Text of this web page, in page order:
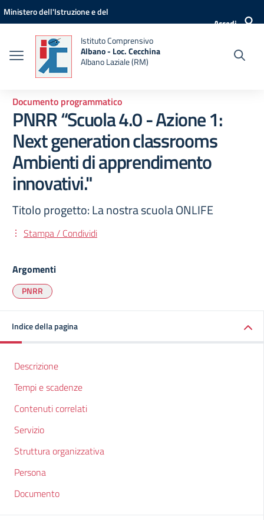
Vai ai contenuti
Vai al menu di navigazione
Vai al footer
Ministero dell'Istruzione e del
Accedi
Istituto Comprensivo
Albano - Loc. Cecchina
Albano Laziale (RM)
Documento programmatico
PNRR “Scuola 4.0 - Azione 1:
Next generation classrooms
Ambienti di apprendimento
innovativi."
Titolo progetto: La nostra scuola ONLIFE
Stampa / Condividi
Argomenti
PNRR
Indice della pagina
Descrizione
Tempi e scadenze
Contenuti correlati
Servizio
Struttura organizzativa
Persona
Documento